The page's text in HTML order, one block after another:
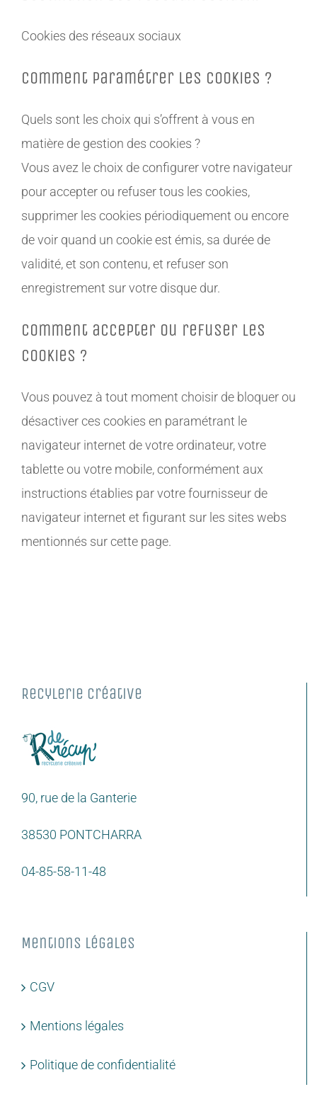
Cookies des réseaux sociaux
Comment paramétrer les cookies ?
Quels sont les choix qui s’offrent à vous en
matière de gestion des cookies ?
Vous avez le choix de configurer votre navigateur
pour accepter ou refuser tous les cookies,
supprimer les cookies périodiquement ou encore
de voir quand un cookie est émis, sa durée de
validité, et son contenu, et refuser son
enregistrement sur votre disque dur.
Comment accepter ou refuser les
cookies ?
Vous pouvez à tout moment choisir de bloquer ou
désactiver ces cookies en paramétrant le
navigateur internet de votre ordinateur, votre
tablette ou votre mobile, conformément aux
instructions établies par votre fournisseur de
navigateur internet et figurant sur les sites webs
mentionnés sur cette page.
Recylerie Créative
90, rue de la Ganterie
38530 PONTCHARRA
04-85-58-11-48
Mentions légales
CGV
Mentions légales
Politique de confidentialité